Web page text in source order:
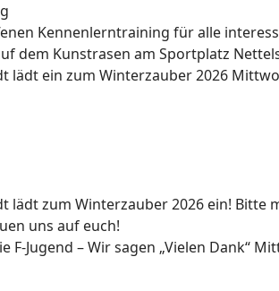
Kennenlerntraining für alle
dem Kunstrasen am Sportplatz
lädt ein zum Winterzauber 2026
lädt zum Winterzauber 2026 ein! Bitte
uns auf euch!
F-Jugend – Wir sagen „Vielen Dank“